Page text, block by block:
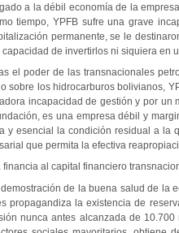
a la débil economía de la
tiempo, YPFB sufre una grave
permanente, se le
capacidad de invertirlos ni siquiera en
el poder de las transnacionales
sobre los hidrocarburos bolivianos,
incapacidad de gestión y por un
es una empresa débil y
y esencial la condición residual a la
que permita la efectiva
financia al capital financiero
de la buena salud de la
propagandiza la existencia de
nunca antes alcanzada de